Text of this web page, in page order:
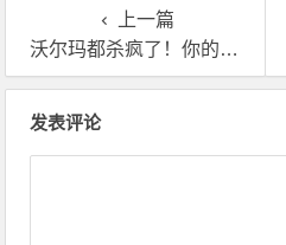
上一篇
沃尔玛都杀疯了！你的英国海外仓费用还在拖后腿？
发表评论